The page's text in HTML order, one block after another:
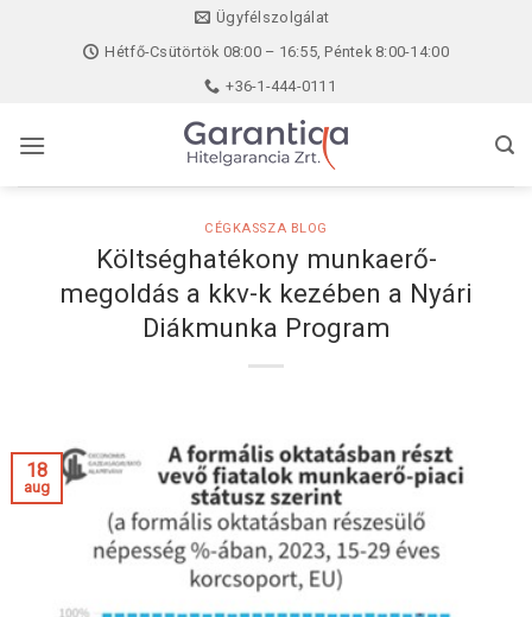
Ügyfélszolgálat
Hétfő-Csütörtök 08:00 – 16:55, Péntek 8:00-14:00
+36-1-444-0111
CÉGKASSZA BLOG
Költséghatékony munkaerő-
megoldás a kkv-k kezében a Nyári
Diákmunka Program
18
aug